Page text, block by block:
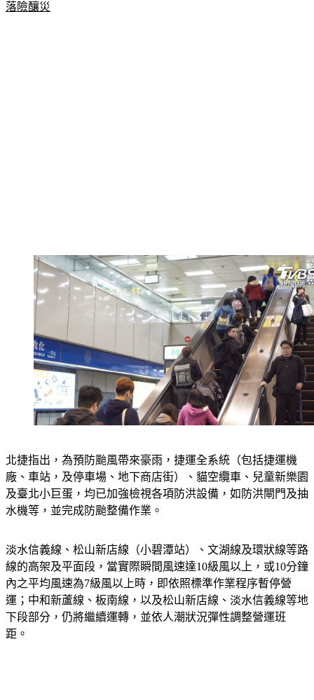
落險釀災
北捷指出，為預防颱風帶來豪雨，捷運全系統（包括捷運機
廠、車站，及停車場、地下商店街）、貓空纜車、兒童新樂園
及臺北小巨蛋，均已加強檢視各項防洪設備，如防洪閘門及抽
水機等，並完成防颱整備作業。
淡水信義線、松山新店線（小碧潭站）、文湖線及環狀線等路
線的高架及平面段，當實際瞬間風速達10級風以上，或10分鐘
內之平均風速為7級風以上時，即依照標準作業程序暫停營
運；中和新蘆線、板南線，以及松山新店線、淡水信義線等地
下段部分，仍將繼續運轉，並依人潮狀況彈性調整營運班
距。